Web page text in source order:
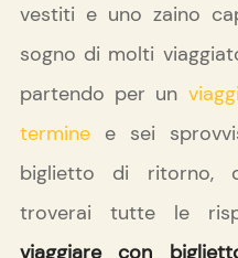
vestiti e uno zaino
sogno di molti
partendo per un
termine e sei
biglietto di ritorno,
viaggiare con